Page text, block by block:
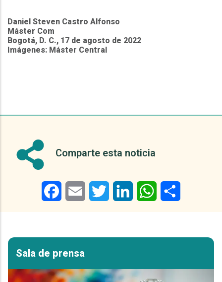
Daniel Steven Castro Alfonso
Máster Com
Bogotá, D. C., 17 de agosto de 2022
Imágenes: Máster Central
Comparte esta noticia
FacebookEmail Twitter LinkedIn WhatsApp
Sala de prensa